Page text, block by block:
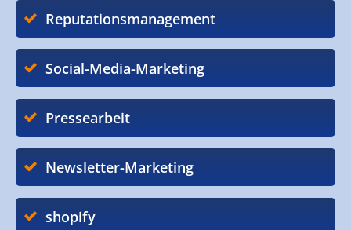
Reputationsmanagement
Social-Media-Marketing
Pressearbeit
Newsletter-Marketing
shopify